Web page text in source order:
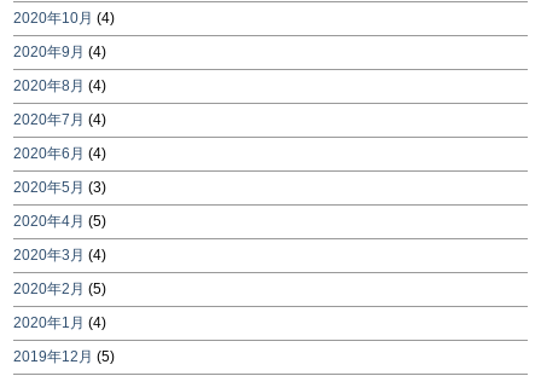
2020年10月 (4)
2020年9月 (4)
2020年8月 (4)
2020年7月 (4)
2020年6月 (4)
2020年5月 (3)
2020年4月 (5)
2020年3月 (4)
2020年2月 (5)
2020年1月 (4)
2019年12月 (5)